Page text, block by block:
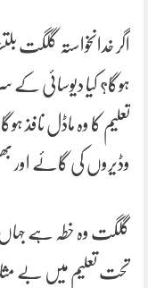
اگر خدانخواستہ گلگت
ہوگا؟ کیا دیوسائی کے
تعلیم کا وہ ماڈل نافذ
وڈیروں کی گائے اور
گلگت وہ خطہ ہے
تحت تعلیم میں بے